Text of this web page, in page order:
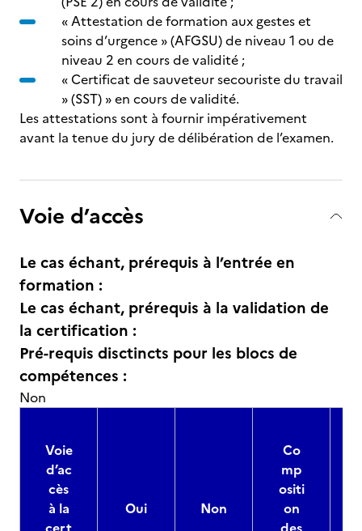
« Attestation de formation aux gestes et
soins d’urgence » (AFGSU) de niveau 1 ou de
niveau 2 en cours de validité ;
« Certificat de sauveteur secouriste du travail
» (SST) » en cours de validité.
Les attestations sont à fournir impérativement
avant la tenue du jury de délibération de l’examen.
Voie d’accès
Le cas échant, prérequis à l’entrée en
formation :
Le cas échant, prérequis à la validation de
la certification :
Pré-requis disctincts pour les blocs de
compétences :
Non
Voie
d’ac
cès
à la
Oui Non
Co
mp
ositi
on